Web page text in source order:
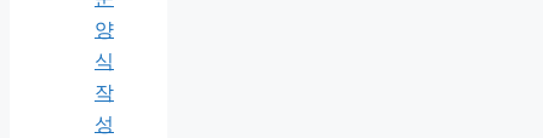
양
식
작
성